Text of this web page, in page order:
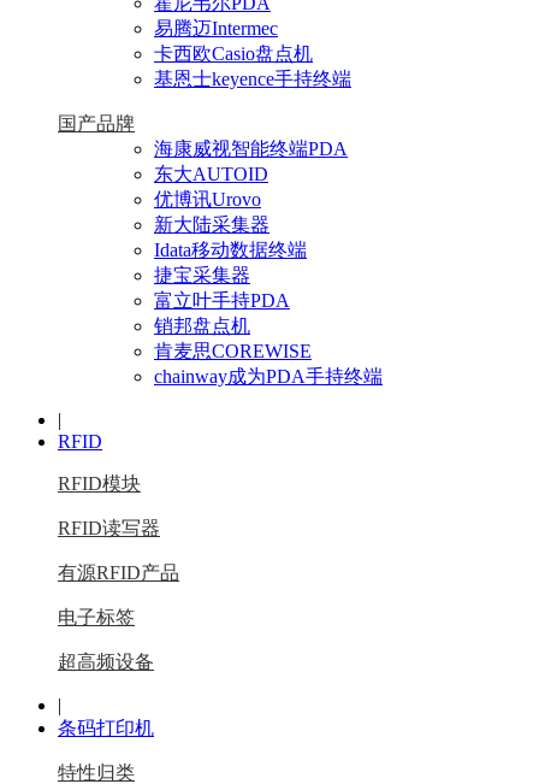
易腾迈Intermec
卡西欧Casio盘点机
基恩士keyence手持终端
国产品牌
海康威视智能终端PDA
东大AUTOID
优博讯Urovo
新大陆采集器
Idata移动数据终端
捷宝采集器
富立叶手持PDA
销邦盘点机
肯麦思COREWISE
chainway成为PDA手持终端
|
RFID
RFID模块
RFID读写器
有源RFID产品
电子标签
超高频设备
|
条码打印机
特性归类